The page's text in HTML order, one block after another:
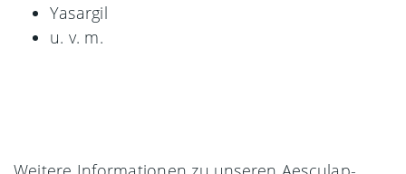
Yasargil
u. v. m.